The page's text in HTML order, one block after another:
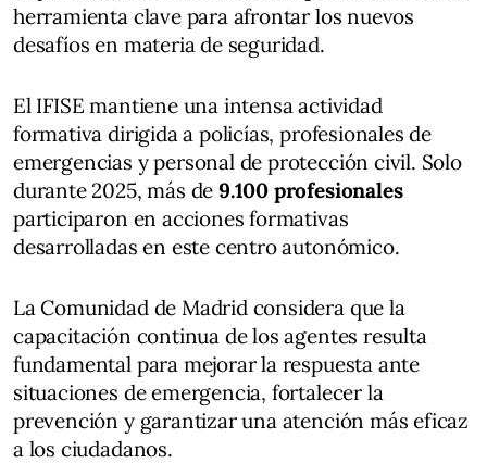
herramienta clave para afrontar los nuevos
desafíos en materia de seguridad.
El IFISE mantiene una intensa actividad
formativa dirigida a policías, profesionales de
emergencias y personal de protección civil. Solo
durante 2025, más de9.100 profesionales
participaron en acciones formativas
desarrolladas en este centro autonómico.
La Comunidad de Madrid considera que la
capacitación continua de los agentes resulta
fundamental para mejorar la respuesta ante
situaciones de emergencia, fortalecer la
prevención y garantizar una atención más eficaz
a los ciudadanos.